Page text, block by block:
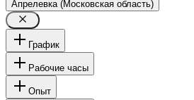
Апрелевка (Московская область)
График
Рабочие часы
Опыт